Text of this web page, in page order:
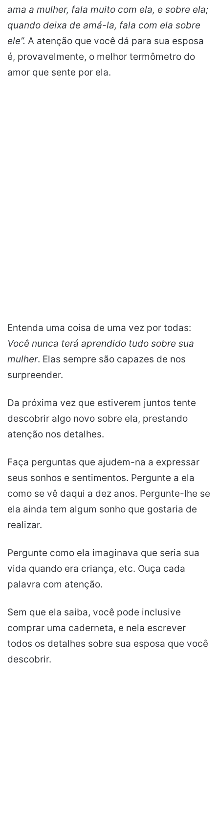
ama a mulher, fala muito com ela, e sobre ela;
quando deixa de amá-la, fala com ela sobre
ele”. A atenção que você dá para sua esposa
é, provavelmente, o melhor termômetro do
amor que sente por ela.
Entenda uma coisa de uma vez por todas:
Você nunca terá aprendido tudo sobre sua
mulher. Elas sempre são capazes de nos
surpreender.
Da próxima vez que estiverem juntos tente
descobrir algo novo sobre ela, prestando
atenção nos detalhes.
Faça perguntas que ajudem-na a expressar
seus sonhos e sentimentos. Pergunte a ela
como se vê daqui a dez anos. Pergunte-lhe se
ela ainda tem algum sonho que gostaria de
realizar.
Pergunte como ela imaginava que seria sua
vida quando era criança, etc. Ouça cada
palavra com atenção.
Sem que ela saiba, você pode inclusive
comprar uma caderneta, e nela escrever
todos os detalhes sobre sua esposa que você
descobrir.